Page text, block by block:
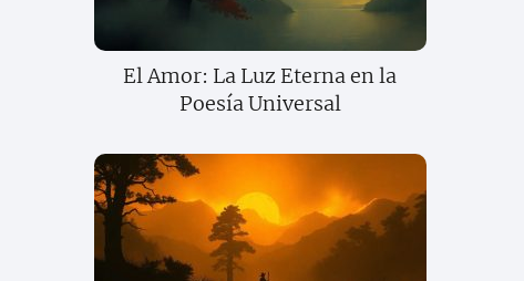
El Amor: La Luz Eterna en la
Poesía Universal